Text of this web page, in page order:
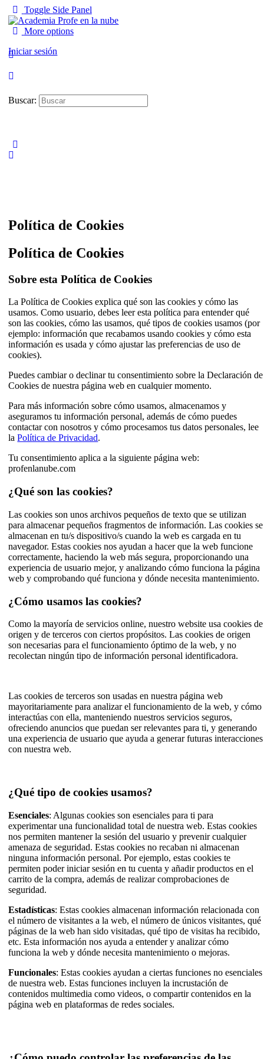
Toggle Side Panel
More options
Iniciar sesión
Buscar:
Política de Cookies
Política de Cookies
Sobre esta Política de Cookies
La Política de Cookies explica qué son las cookies y cómo las
usamos. Como usuario, debes leer esta política para entender qué
son las cookies, cómo las usamos, qué tipos de cookies usamos (por
ejemplo: información que recabamos usando cookies y cómo esta
información es usada y cómo ajustar las preferencias de uso de
cookies).
Puedes cambiar o declinar tu consentimiento sobre la Declaración de
Cookies de nuestra página web en cualquier momento.
Para más información sobre cómo usamos, almacenamos y
aseguramos tu información personal, además de cómo puedes
contactar con nosotros y cómo procesamos tus datos personales, lee
laPolítica de Privacidad.
Tu consentimiento aplica a la siguiente página web:
profenlanube.com
¿Qué son las cookies?
Las cookies son unos archivos pequeños de texto que se utilizan
para almacenar pequeños fragmentos de información. Las cookies se
almacenan en tu/s dispositivo/s cuando la web es cargada en tu
navegador. Estas cookies nos ayudan a hacer que la web funcione
correctamente, haciendo la web más segura, proporcionando una
experiencia de usuario mejor, y analizando cómo funciona la página
web y comprobando qué funciona y dónde necesita mantenimiento.
¿Cómo usamos las cookies?
Como la mayoría de servicios online, nuestro website usa cookies de
origen y de terceros con ciertos propósitos. Las cookies de origen
son necesarias para el funcionamiento óptimo de la web, y no
recolectan ningún tipo de información personal identificadora.
Las cookies de terceros son usadas en nuestra página web
mayoritariamente para analizar el funcionamiento de la web, y cómo
interactúas con ella, manteniendo nuestros servicios seguros,
ofreciendo anuncios que puedan ser relevantes para ti, y generando
una experiencia de usuario que ayuda a generar futuras interacciones
con nuestra web.
¿Qué tipo de cookies usamos?
Esenciales: Algunas cookies son esenciales para ti para
experimentar una funcionalidad total de nuestra web. Estas cookies
nos permiten mantener la sesión del usuario y prevenir cualquier
amenaza de seguridad. Estas cookies no recaban ni almacenan
ninguna información personal. Por ejemplo, estas cookies te
permiten poder iniciar sesión en tu cuenta y añadir productos en el
carrito de la compra, además de realizar comprobaciones de
seguridad.
Estadísticas: Estas cookies almacenan información relacionada con
el número de visitantes a la web, el número de únicos visitantes, qué
páginas de la web han sido visitadas, qué tipo de visitas ha recibido,
etc. Esta información nos ayuda a entender y analizar cómo
funciona la web y dónde necesita mantenimiento o mejoras.
Funcionales: Estas cookies ayudan a ciertas funciones no esenciales
de nuestra web. Estas funciones incluyen la incrustación de
contenidos multimedia como videos, o compartir contenidos en la
página web en plataformas de redes sociales.